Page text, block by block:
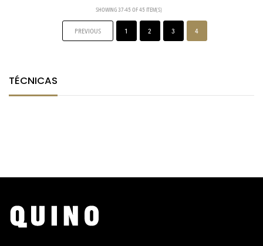
TÉCNICAS
SHOWING 37-45 OF 45 ITEM(S)
PREVIOUS 1 2 3 4